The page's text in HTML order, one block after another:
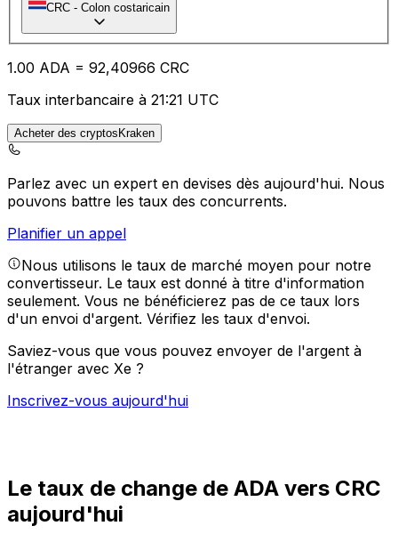
CRC - Colon costaricain
1.00 ADA = 92,40966 CRC
Taux interbancaire à 21:21 UTC
Acheter des cryptosKraken
Parlez avec un expert en devises dès aujourd'hui. Nous
pouvons battre les taux des concurrents.
Planifier un appel
Nous utilisons le taux de marché moyen pour notre
convertisseur. Le taux est donné à titre d'information
seulement. Vous ne bénéficierez pas de ce taux lors
d'un envoi d'argent. Vérifiez les taux d'envoi.
Saviez-vous que vous pouvez envoyer de l'argent à
l'étranger avec Xe ?
Inscrivez-vous aujourd'hui
Le taux de change de ADA vers CRC
aujourd'hui